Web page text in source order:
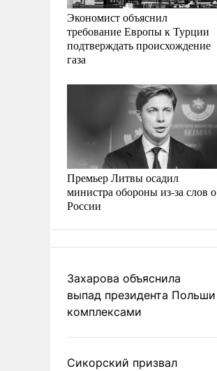
Экономист объяснил
требование Европы к Турции
подтверждать происхождение
газа
Премьер Литвы осадил
министра обороны из-за слов о
России
Захарова объяснила
выпад президента Польши
комплексами
Сикорский призвал